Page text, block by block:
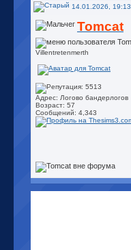
14.01.2026, 19:13
Tomcat
Villentretenmerth
Адрес: Логово бандерлогов
Возраст: 57
Сообщений: 4,343